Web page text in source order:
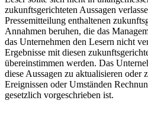
zukunftsgerichteten Aussagen
Pressemitteilung enthaltenen
Annahmen beruhen, die das
das Unternehmen den Lesern nicht
Ergebnisse mit diesen
übereinstimmen werden. Das
diese Aussagen zu aktualisieren oder
Ereignissen oder Umständen
gesetzlich vorgeschrieben ist.